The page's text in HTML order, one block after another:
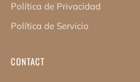
Política de Privacidad
Política de Servicio
CONTACT